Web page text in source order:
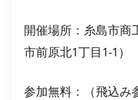
開催場所：糸島市
市前原北1丁目1-1）
参加無料：（飛込み